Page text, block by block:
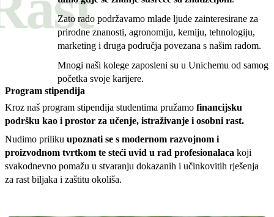
Zato rado podržavamo mlade ljude zainteresirane za
prirodne znanosti, agronomiju, kemiju, tehnologiju,
marketing i druga područja povezana s našim radom.
Mnogi naši kolege zaposleni su u Unichemu od samog
početka svoje karijere.
Program stipendija
Kroz naš program stipendija studentima pružamo financijsku
podršku kao i prostor za učenje, istraživanje i osobni rast.
Nudimo priliku upoznati se s modernom razvojnom i
proizvodnom tvrtkom te steći uvid u rad profesionalaca koji
svakodnevno pomažu u stvaranju dokazanih i učinkovitih rješenja
za rast biljaka i zaštitu okoliša.